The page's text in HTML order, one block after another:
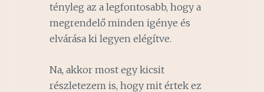
tényleg az a legfontosabb, hogy a
megrendelő minden igénye és
elvárása ki legyen elégítve.
Na, akkor most egy kicsit
részletezem is, hogy mit értek ez